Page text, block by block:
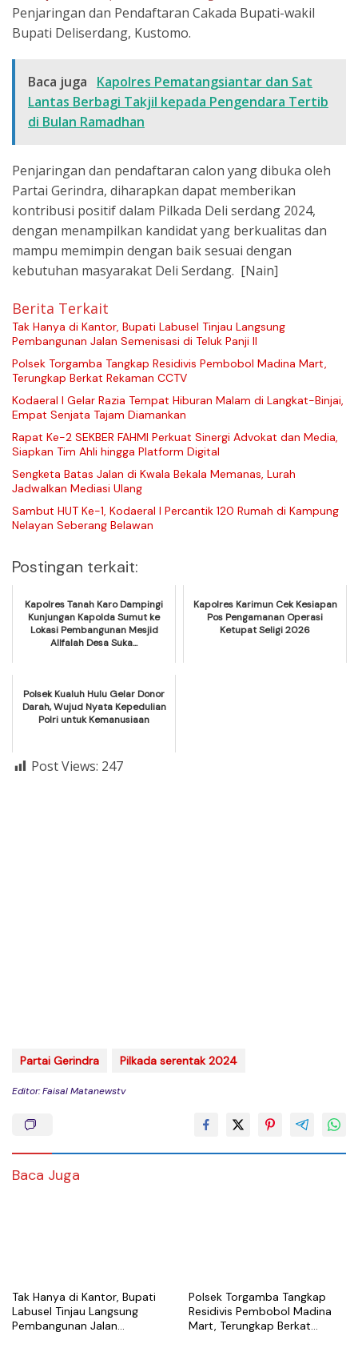
Penjaringan dan Pendaftaran Cakada Bupati-wakil
Bupati Deliserdang, Kustomo.
Baca juga
Kapolres Pematangsiantar dan Sat
Lantas Berbagi Takjil kepada Pengendara Tertib
di Bulan Ramadhan
Penjaringan dan pendaftaran calon yang dibuka oleh
Partai Gerindra, diharapkan dapat memberikan
kontribusi positif dalam Pilkada Deli serdang 2024,
dengan menampilkan kandidat yang berkualitas dan
mampu memimpin dengan baik sesuai dengan
kebutuhan masyarakat Deli Serdang. [Nain]
Berita Terkait
Tak Hanya di Kantor, Bupati Labusel Tinjau Langsung
Pembangunan Jalan Semenisasi di Teluk Panji II
Polsek Torgamba Tangkap Residivis Pembobol Madina Mart,
Terungkap Berkat Rekaman CCTV
Kodaeral I Gelar Razia Tempat Hiburan Malam di Langkat-Binjai,
Empat Senjata Tajam Diamankan
Rapat Ke-2 SEKBER FAHMI Perkuat Sinergi Advokat dan Media,
Siapkan Tim Ahli hingga Platform Digital
Sengketa Batas Jalan di Kwala Bekala Memanas, Lurah
Jadwalkan Mediasi Ulang
Sambut HUT Ke-1, Kodaeral I Percantik 120 Rumah di Kampung
Nelayan Seberang Belawan
Postingan terkait:
Kapolres Tanah Karo Dampingi
Kunjungan Kapolda Sumut ke
Lokasi Pembangunan Mesjid
Allfalah Desa Suka...
Kapolres Karimun Cek Kesiapan
Pos Pengamanan Operasi
Ketupat Seligi 2026
Polsek Kualuh Hulu Gelar Donor
Darah, Wujud Nyata Kepedulian
Polri untuk Kemanusiaan
Post Views: 247
Partai Gerindra Pilkada serentak 2024
Editor: Faisal Matanewstv
Baca Juga
Tak Hanya di Kantor, Bupati
Labusel Tinjau Langsung
Pembangunan Jalan
Polsek Torgamba Tangkap
Residivis Pembobol Madina
Mart, Terungkap Berkat